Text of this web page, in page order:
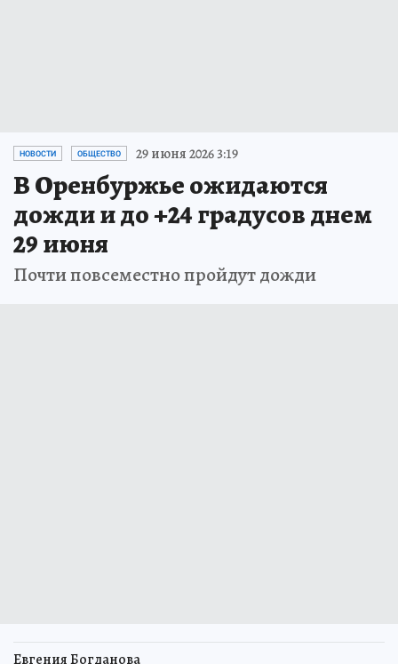
НОВОСТИ ОБЩЕСТВО 29 июня 2026 3:19
В Оренбуржье ожидаются
дожди и до +24 градусов днем
29 июня
Почти повсеместно пройдут дожди
Евгения Богданова